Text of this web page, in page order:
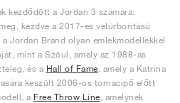
kezdődött a Jordan 3 számára:
kezdve a 2017-es velúrborítású
Jordan Brand olyan emlékmodellekkel
mint a Szöul, amely az 1988-as
és a Hall of Fame , amely a Katrina
készült 2006-os tornacipő előtt
a Free Throw Line , amelynek